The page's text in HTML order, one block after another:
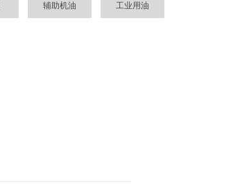
辅助机油 工业用油